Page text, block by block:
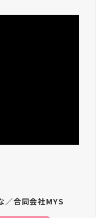
／合同会社MYS